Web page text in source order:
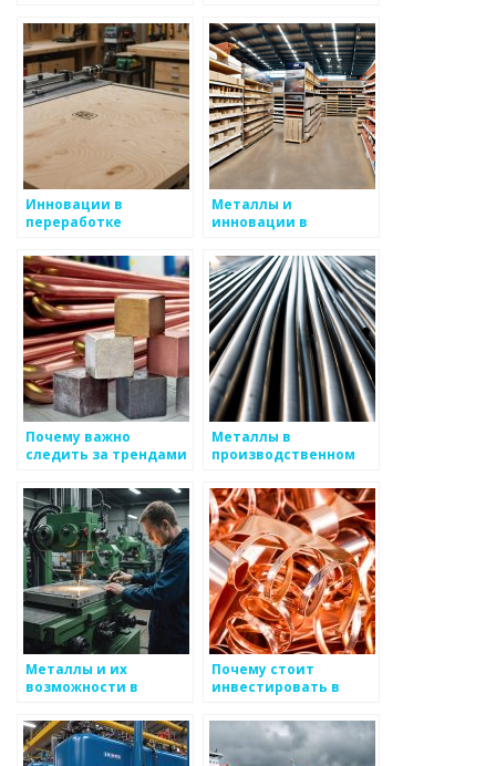
металлоизделий?
инновации
Инновации в
переработке
Металлы и
инновации в
процессах
Почему важно
следить за трендами
металлов
Металлы в
производственном
реализации
Металлы и их
возможности в
проектировании
Почему стоит
инвестировать в